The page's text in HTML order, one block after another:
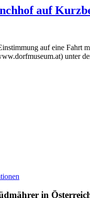
auf
auf eine Fahrt
unter
in